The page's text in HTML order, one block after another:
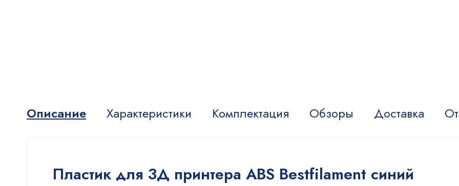
Описание Характеристики Комплектация Обзоры Доставка
Пластик для 3Д принтера ABS Bestfilament синий